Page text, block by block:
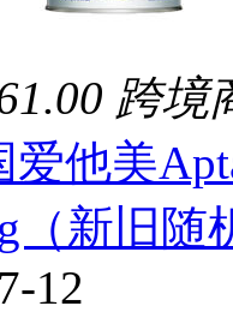
跨境
爱他美
（新旧随
12